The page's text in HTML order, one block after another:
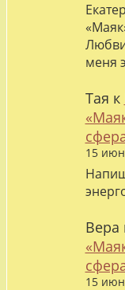
меня
Тая к
15
Вера
15